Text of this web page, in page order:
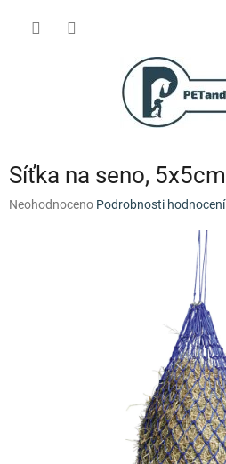
Síťka na seno, 5x5cm
Průměrné
Neohodnoceno Podrobnosti hodnocení